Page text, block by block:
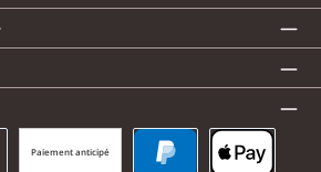
Paiement anticipé